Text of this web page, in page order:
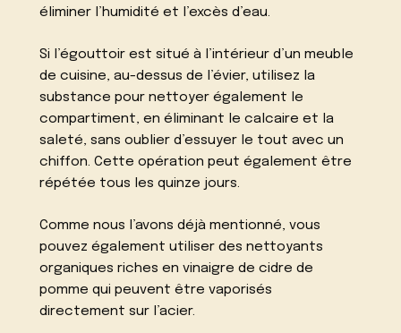
éliminer l’humidité et l’excès d’eau.
Si l’égouttoir est situé à l’intérieur d’un meuble
de cuisine, au-dessus de l’évier, utilisez la
substance pour nettoyer également le
compartiment, en éliminant le calcaire et la
saleté, sans oublier d’essuyer le tout avec un
chiffon. Cette opération peut également être
répétée tous les quinze jours.
Comme nous l’avons déjà mentionné, vous
pouvez également utiliser des nettoyants
organiques riches en vinaigre de cidre de
pomme qui peuvent être vaporisés
directement sur l’acier.